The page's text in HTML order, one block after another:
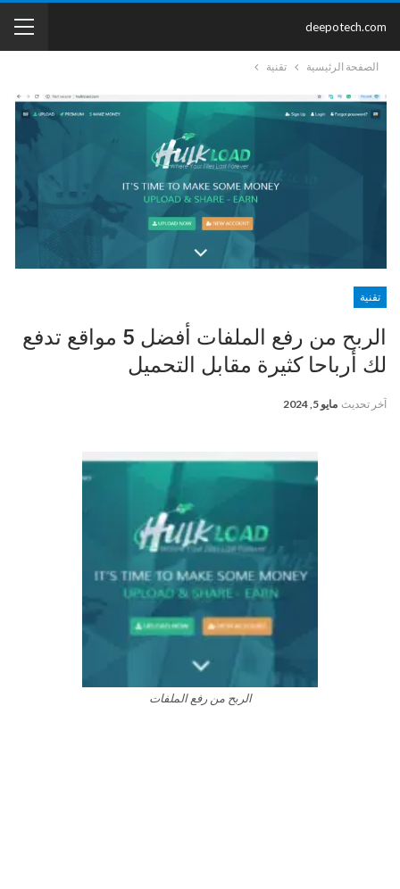
deepotech.com
الصفحة الرئيسية تقنية
تقنية
الربح من رفع الملفات أفضل 5 مواقع تدفع
لك أرباحا كثيرة مقابل التحميل
آخر تحديث مايو 5, 2024
الربح من رفع الملفات